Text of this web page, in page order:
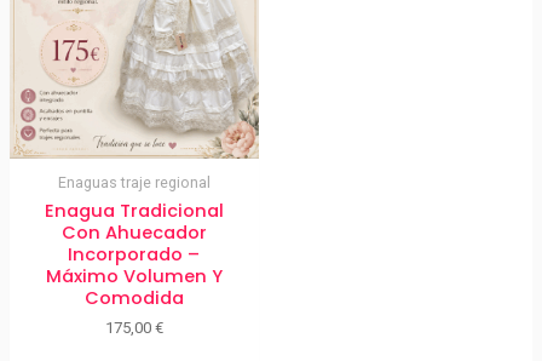
Enaguas traje regional
Enagua Tradicional
Con Ahuecador
Incorporado –
Máximo Volumen Y
Comodida
175,00 €